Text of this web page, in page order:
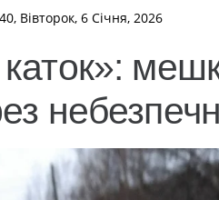
Вівторок, 6 Січня, 2026